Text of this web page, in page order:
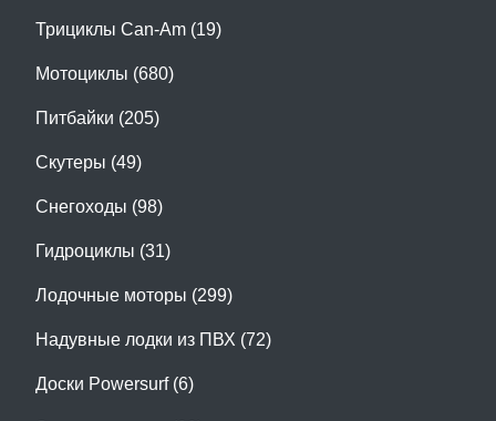
Трициклы Can-Am (19)
Мотоциклы (680)
Питбайки (205)
Скутеры (49)
Снегоходы (98)
Гидроциклы (31)
Лодочные моторы (299)
Надувные лодки из ПВХ (72)
Доски Powersurf (6)